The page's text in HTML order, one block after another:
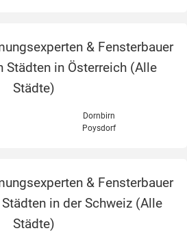
& Fensterbauer
Städten in Österreich (Alle
Städte)
Dornbirn
Poysdorf
& Fensterbauer
in der Schweiz (Alle
Städte)